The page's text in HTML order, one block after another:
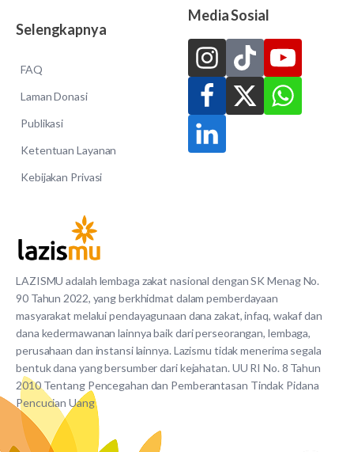
LAZISMU adalah lembaga zakat nasional dengan SK Menag No.
90 Tahun 2022, yang berkhidmat dalam pemberdayaan
masyarakat melalui pendayagunaan dana zakat, infaq, wakaf dan
dana kedermawanan lainnya baik dari perseorangan, lembaga,
perusahaan dan instansi lainnya. Lazismu tidak menerima segala
bentuk dana yang bersumber dari kejahatan. UU RI No. 8 Tahun
2010 Tentang Pencegahan dan Pemberantasan Tindak Pidana
Pencucian Uang
Selengkapnya
FAQ
Laman Donasi
Publikasi
Ketentuan Layanan
Kebijakan Privasi
Media Sosial